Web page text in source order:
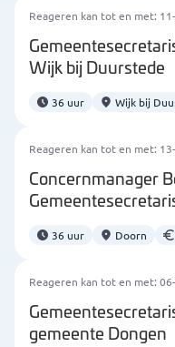
Reageren kan tot en met:
Wijk bij Duurstede
36 uur Wijk bij
Reageren kan tot en met:
Concernmanager
36 uur Doorn
Reageren kan tot en met:
gemeente Dongen